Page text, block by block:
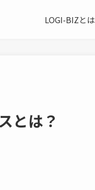
LOGI-BIZとは
とは？